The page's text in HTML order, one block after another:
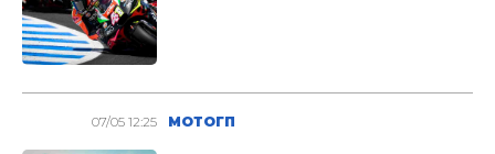
07/05 12:25 МОТОГП